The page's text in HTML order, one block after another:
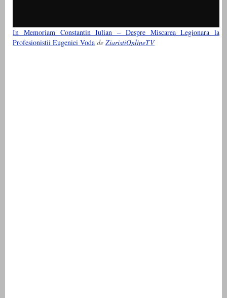
In Memoriam Constantin Iulian – Despre Miscarea Legionara la
Profesionistii Eugeniei Voda de ZiaristiOnlineTV